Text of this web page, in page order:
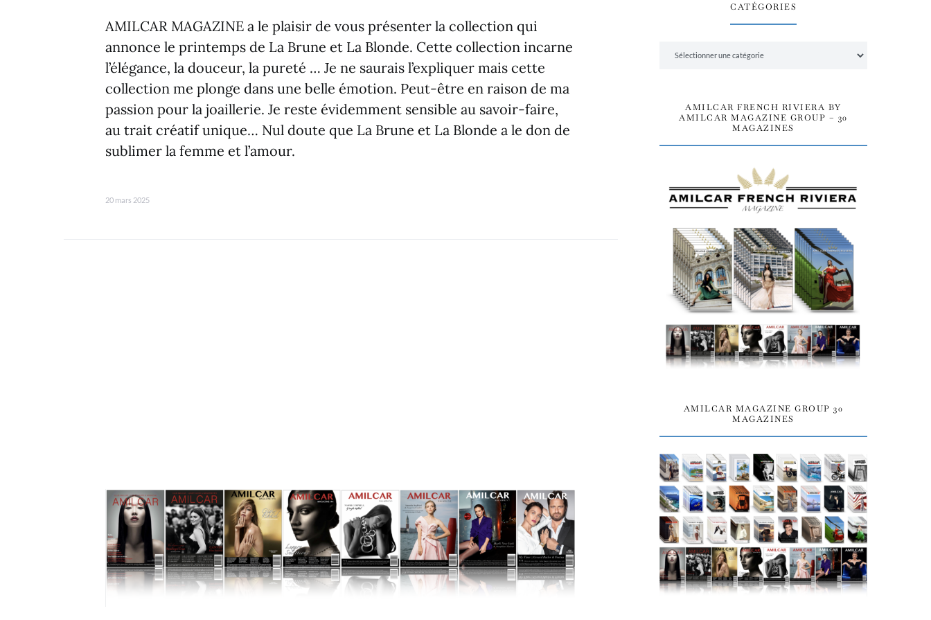
AMILCAR MAGAZINE a le plaisir de vous présenter la collection qui
annonce le printemps de La Brune et La Blonde. Cette collection incarne
l’élégance, la douceur, la pureté … Je ne saurais l’expliquer mais cette
collection me plonge dans une belle émotion. Peut-être en raison de ma
passion pour la joaillerie. Je reste évidemment sensible au savoir-faire,
au trait créatif unique… Nul doute que La Brune et La Blonde a le don de
sublimer la femme et l’amour.
20 mars 2025
CATÉGORIES
AMILCAR FRENCH RIVIERA BY
AMILCAR MAGAZINE GROUP – 30
MAGAZINES
AMILCAR MAGAZINE GROUP 30
MAGAZINES